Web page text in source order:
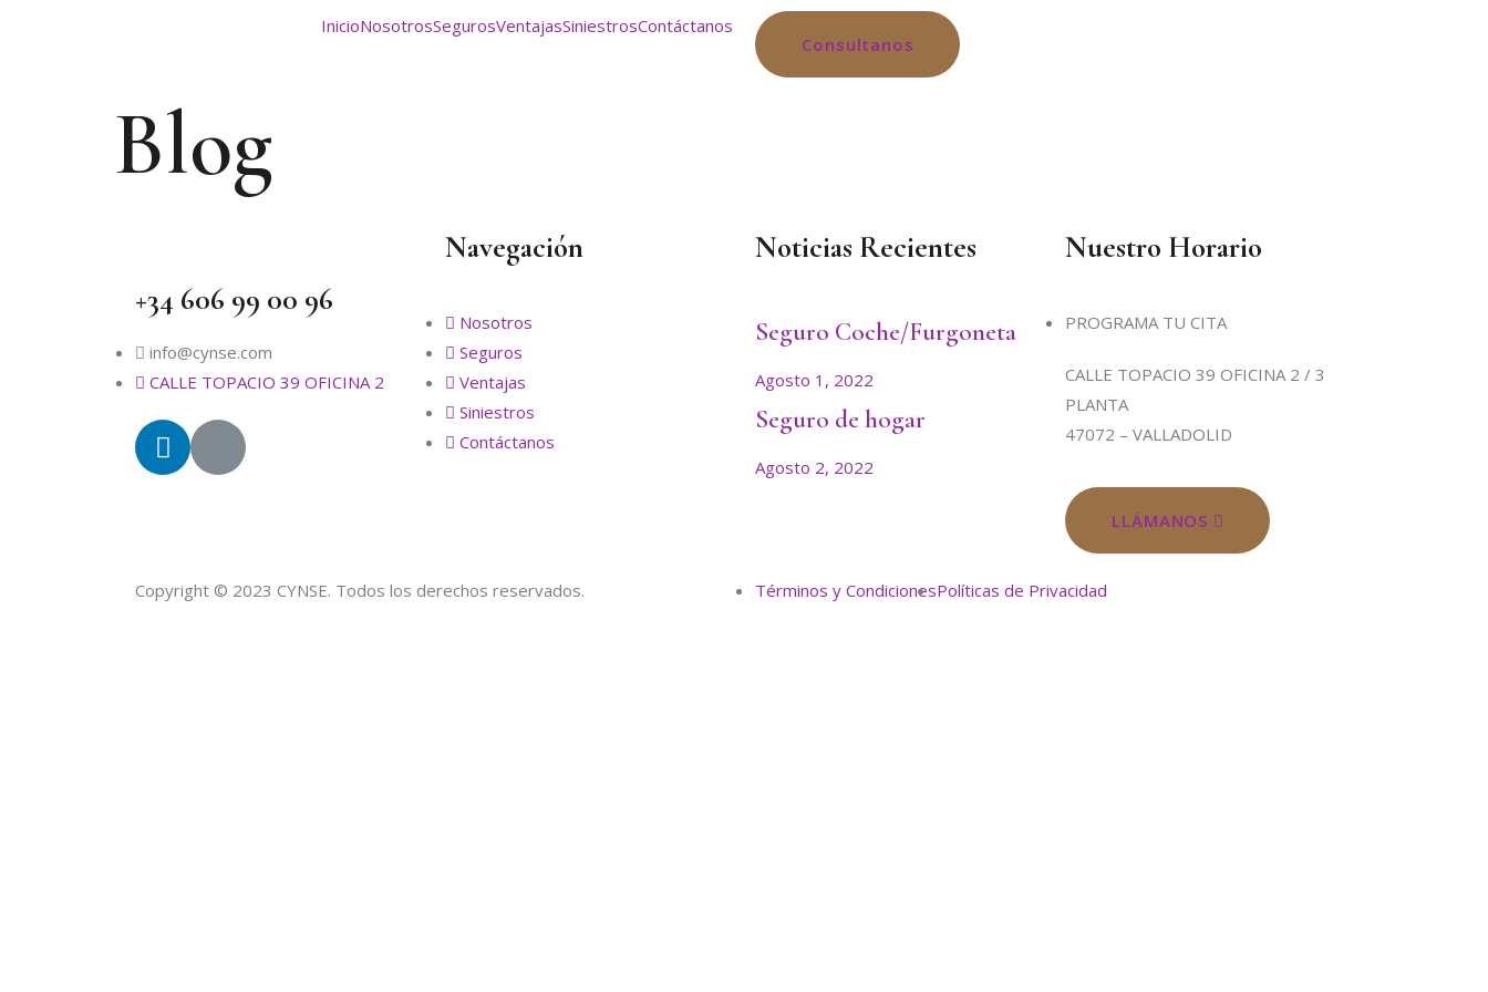
InicioNosotrosSegurosVentajasSiniestrosContáctanos
Consultanos
Blog
+34 606 99 00 96
info@cynse.com
CALLE TOPACIO 39 OFICINA 2
Navegación
Nosotros
Seguros
Ventajas
Siniestros
Contáctanos
Noticias Recientes
Seguro Coche/Furgoneta
Agosto 1, 2022
Seguro de hogar
Agosto 2, 2022
Nuestro Horario
PROGRAMA TU CITA
CALLE TOPACIO 39 OFICINA 2 / 3
PLANTA
47072 – VALLADOLID
LLÁMANOS
Copyright © 2023 CYNSE. Todos los derechos reservados. Términos y CondicionesPolíticas de Privacidad